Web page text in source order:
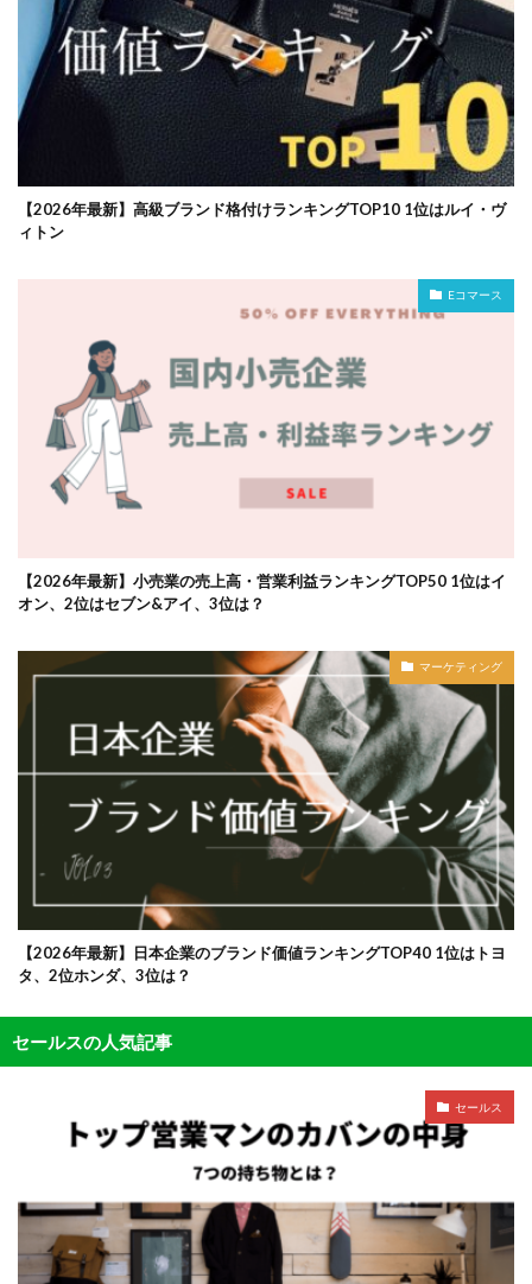
【2026年最新】高級ブランド格付けランキングTOP10 1位はルイ・ヴ
ィトン
Eコマース
【2026年最新】小売業の売上高・営業利益ランキングTOP50 1位はイ
オン、2位はセブン&アイ、3位は？
マーケティング
【2026年最新】日本企業のブランド価値ランキングTOP40 1位はトヨ
タ、2位ホンダ、3位は？
セールスの人気記事
セールス